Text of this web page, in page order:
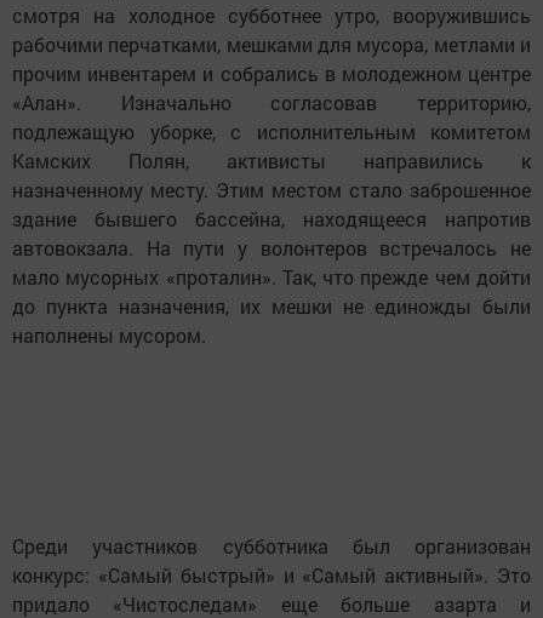
смотря на холодное субботнее утро, вооружившись
рабочими перчатками, мешками для мусора, метлами и
прочим инвентарем и собрались в молодежном центре
«Алан». Изначально согласовав территорию,
подлежащую уборке, с исполнительным комитетом
Камских Полян, активисты направились к
назначенному месту. Этим местом стало заброшенное
здание бывшего бассейна, находящееся напротив
автовокзала. На пути у волонтеров встречалось не
мало мусорных «проталин». Так, что прежде чем дойти
до пункта назначения, их мешки не единожды были
наполнены мусором.
Среди участников субботника был организован
конкурс: «Самый быстрый» и «Самый активный». Это
придало «Чистоследам» еще больше азарта и